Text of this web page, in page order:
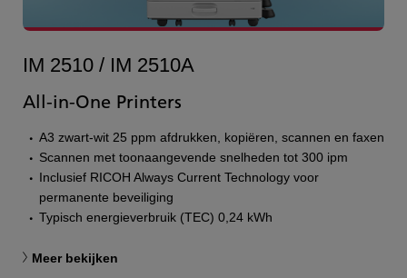
IM 2510 / IM 2510A
All-in-One Printers
A3 zwart-wit 25 ppm afdrukken, kopiëren, scannen en faxen
Scannen met toonaangevende snelheden tot 300 ipm
Inclusief RICOH Always Current Technology voor
permanente beveiliging
Typisch energieverbruik (TEC) 0,24 kWh
Meer bekijken